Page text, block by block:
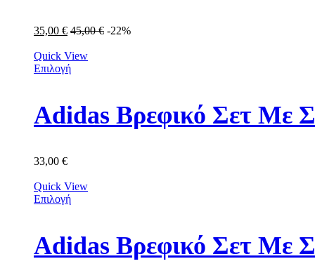
35,00 € 45,00€ -22%
Quick View
Επιλογή
Adidas Βρεφικό Σετ Με
33,00 €
Quick View
Επιλογή
Adidas Βρεφικό Σετ Με